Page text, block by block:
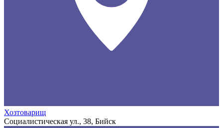
Хозтоварищ
Социалистическая ул., 38, Бийск